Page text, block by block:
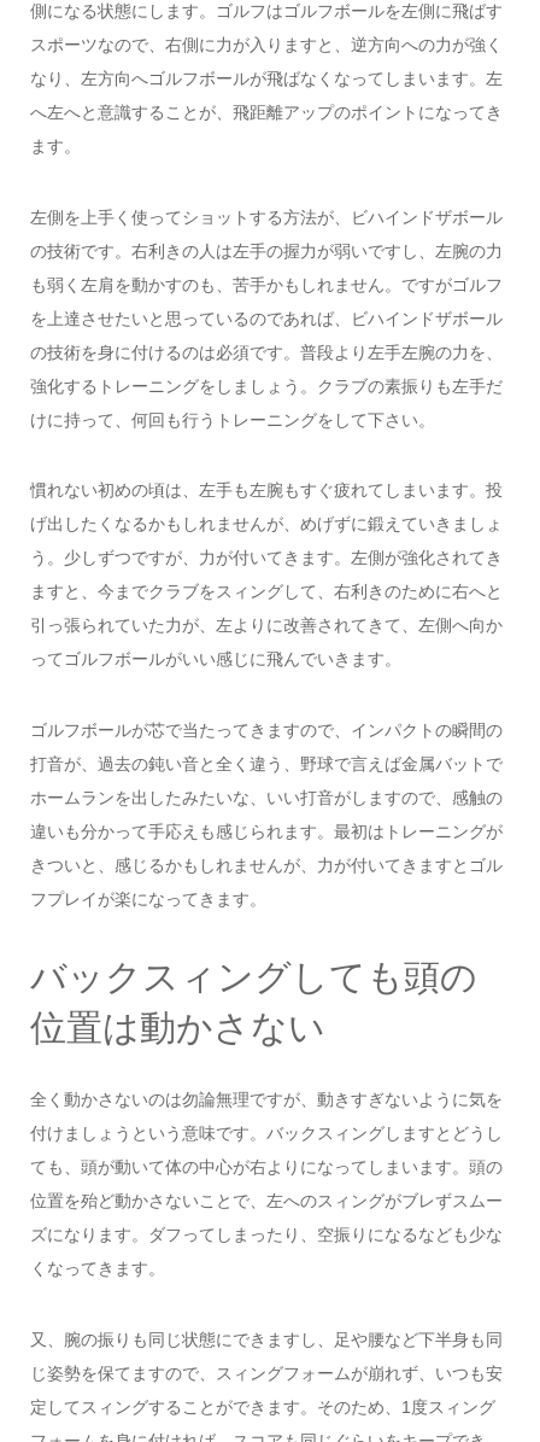
側になる状態にします。ゴルフはゴルフボールを左側に飛ばす
スポーツなので、右側に力が入りますと、逆方向への力が強く
なり、左方向へゴルフボールが飛ばなくなってしまいます。左
へ左へと意識することが、飛距離アップのポイントになってき
ます。
左側を上手く使ってショットする方法が、ビハインドザボール
の技術です。右利きの人は左手の握力が弱いですし、左腕の力
も弱く左肩を動かすのも、苦手かもしれません。ですがゴルフ
を上達させたいと思っているのであれば、ビハインドザボール
の技術を身に付けるのは必須です。普段より左手左腕の力を、
強化するトレーニングをしましょう。クラブの素振りも左手だ
けに持って、何回も行うトレーニングをして下さい。
慣れない初めの頃は、左手も左腕もすぐ疲れてしまいます。投
げ出したくなるかもしれませんが、めげずに鍛えていきましょ
う。少しずつですが、力が付いてきます。左側が強化されてき
ますと、今までクラブをスィングして、右利きのために右へと
引っ張られていた力が、左よりに改善されてきて、左側へ向か
ってゴルフボールがいい感じに飛んでいきます。
ゴルフボールが芯で当たってきますので、インパクトの瞬間の
打音が、過去の鈍い音と全く違う、野球で言えば金属バットで
ホームランを出したみたいな、いい打音がしますので、感触の
違いも分かって手応えも感じられます。最初はトレーニングが
きついと、感じるかもしれませんが、力が付いてきますとゴル
フプレイが楽になってきます。
バックスィングしても頭の
位置は動かさない
全く動かさないのは勿論無理ですが、動きすぎないように気を
付けましょうという意味です。バックスィングしますとどうし
ても、頭が動いて体の中心が右よりになってしまいます。頭の
位置を殆ど動かさないことで、左へのスィングがブレずスムー
ズになります。ダフってしまったり、空振りになるなども少な
くなってきます。
又、腕の振りも同じ状態にできますし、足や腰など下半身も同
じ姿勢を保てますので、スィングフォームが崩れず、いつも安
定してスィングすることができます。そのため、1度スィング